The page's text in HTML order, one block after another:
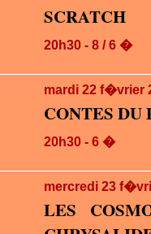
SCRATCH
20h30 - 8 / 6 �
mardi 22 f�vrier
CONTES DU
20h30 - 6 �
mercredi 23
LES